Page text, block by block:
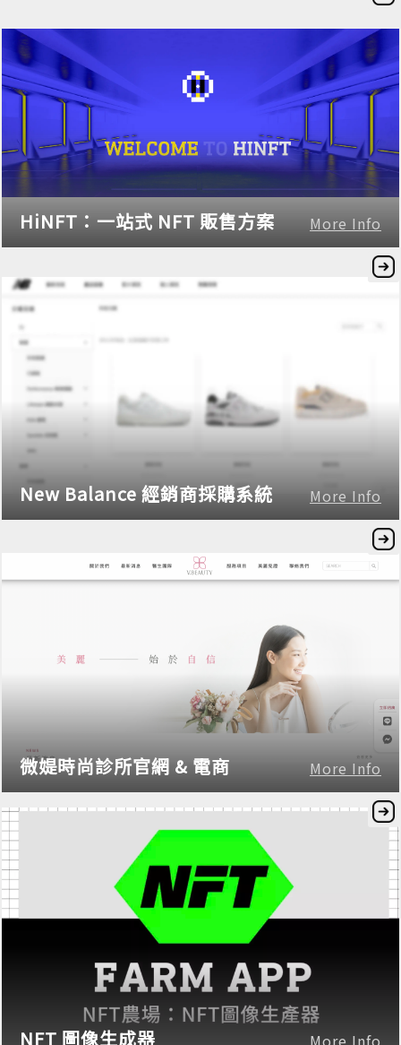
HiNFT：一站式 NFT 販售方案 More Info
New Balance 經銷商採購系統 More Info
微媞時尚診所官網 & 電商 More Info
NFT 圖像生成器 More Info